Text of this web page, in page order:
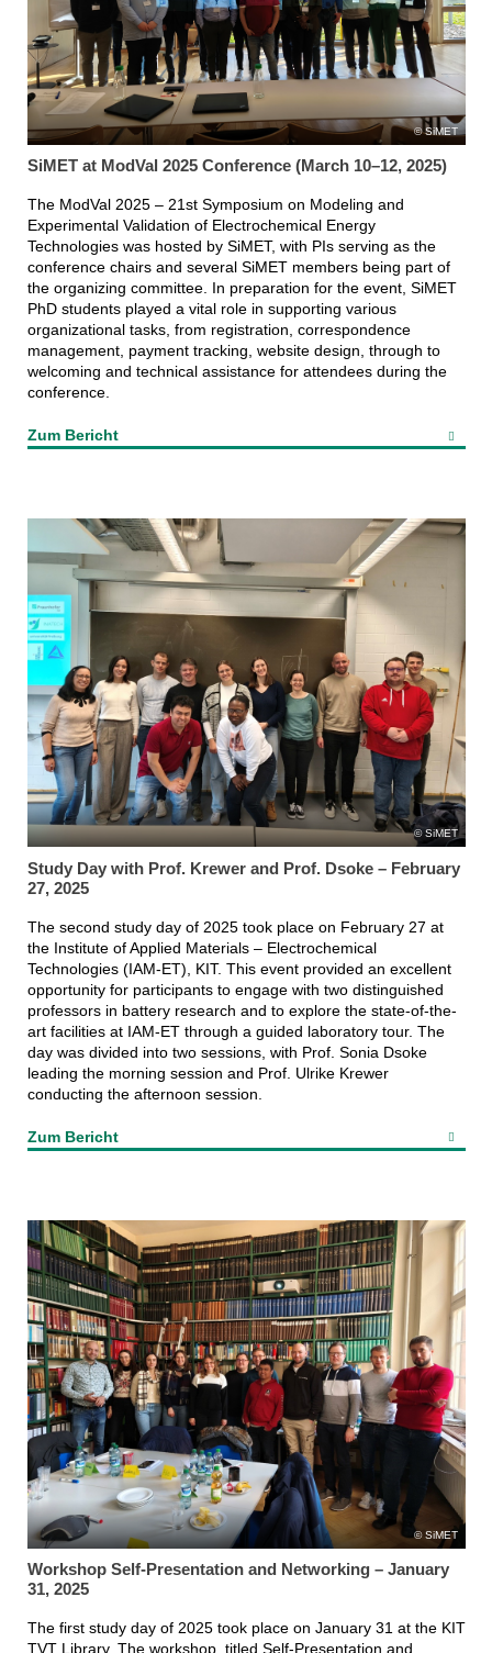
SiMET
SiMET at ModVal 2025 Conference (March 10–12, 2025)
The ModVal 2025 – 21st Symposium on Modeling and
Experimental Validation of Electrochemical Energy
Technologies was hosted by SiMET, with PIs serving as the
conference chairs and several SiMET members being part of
the organizing committee. In preparation for the event, SiMET
PhD students played a vital role in supporting various
organizational tasks, from registration, correspondence
management, payment tracking, website design, through to
welcoming and technical assistance for attendees during the
conference.
Zum Bericht
SiMET
Study Day with Prof. Krewer and Prof. Dsoke – February
27, 2025
The second study day of 2025 took place on February 27 at
the Institute of Applied Materials – Electrochemical
Technologies (IAM-ET), KIT. This event provided an excellent
opportunity for participants to engage with two distinguished
professors in battery research and to explore the state-of-the-
art facilities at IAM-ET through a guided laboratory tour. The
day was divided into two sessions, with Prof. Sonia Dsoke
leading the morning session and Prof. Ulrike Krewer
conducting the afternoon session.
Zum Bericht
SiMET
Workshop Self-Presentation and Networking – January
31, 2025
The first study day of 2025 took place on January 31 at the KIT
TVT Library. The workshop, titled Self-Presentation and